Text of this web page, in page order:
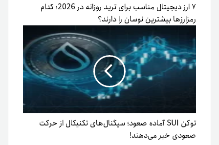
۷ ارز دیجیتال مناسب برای ترید روزانه در 2026؛ کدام
رمزارزها بیشترین نوسان را دارند؟
توکن SUI آماده صعود؛ سیگنال‌های تکنیکال از حرکت
صعودی خبر می‌دهند!